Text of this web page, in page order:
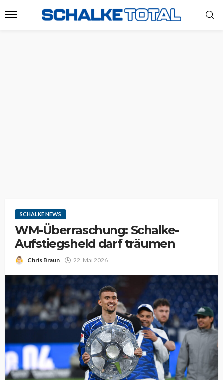
SCHALKE NEWS
WM-Überraschung: Schalke-
Aufstiegsheld darf träumen
Chris Braun 22. Mai 2026